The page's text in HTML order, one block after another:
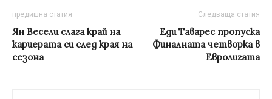
предишна статия
Ян Весели слага край на
кариерата си след края на
сезона
Следваща статия
Еди Таварес пропуска
Финалната четворка в
Евролигата